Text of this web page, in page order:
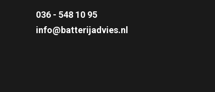
036 - 548 10 95
info@batterijadvies.nl